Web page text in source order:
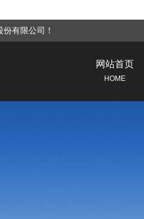
有限公司！
网站首页
HOME